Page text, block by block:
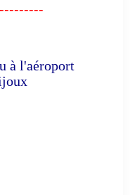
à l'aéroport